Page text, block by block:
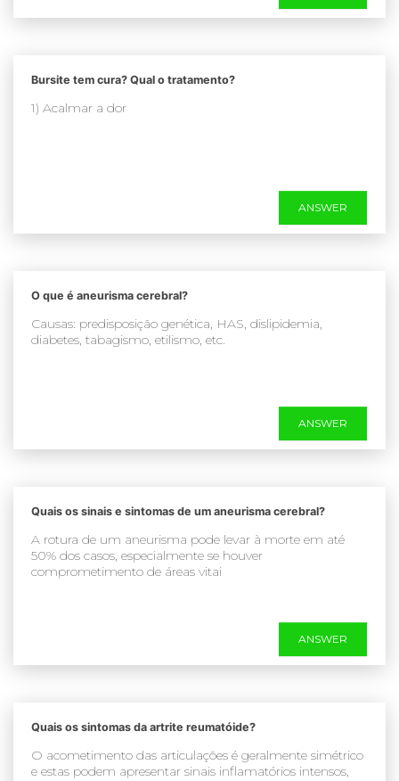
Bursite tem cura? Qual o tratamento?
1) Acalmar a dor
ANSWER
O que é aneurisma cerebral?
Causas: predisposição genética, HAS, dislipidemia,
diabetes, tabagismo, etilismo, etc.
ANSWER
Quais os sinais e sintomas de um aneurisma cerebral?
A rotura de um aneurisma pode levar à morte em até
50% dos casos, especialmente se houver
comprometimento de áreas vitai
ANSWER
Quais os sintomas da artrite reumatóide?
O acometimento das articulações é geralmente simétrico
e estas podem apresentar sinais inflamatórios intensos,